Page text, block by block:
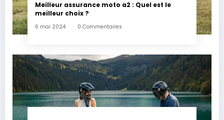
Meilleur assurance moto a2 : Quel est le
meilleur choix ?
6 mai 2024 0 Commentaires